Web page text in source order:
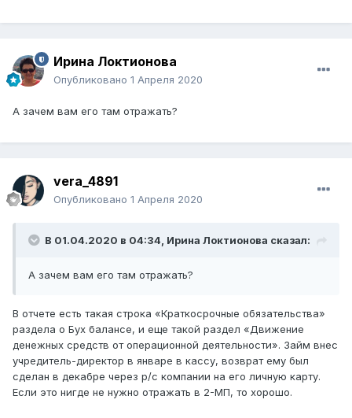
Ирина Локтионова
Опубликовано 1 Апреля 2020
А зачем вам его там отражать?
vera_4891
Опубликовано 1 Апреля 2020
В 01.04.2020 в 04:34, Ирина Локтионова сказал:
А зачем вам его там отражать?
В отчете есть такая строка «Краткосрочные обязательства»
раздела о Бух балансе, и еще такой раздел «Движение
денежных средств от операционной деятельности». Займ внес
учредитель-директор в январе в кассу, возврат ему был
сделан в декабре через р/с компании на его личную карту.
Если это нигде не нужно отражать в 2-МП, то хорошо.